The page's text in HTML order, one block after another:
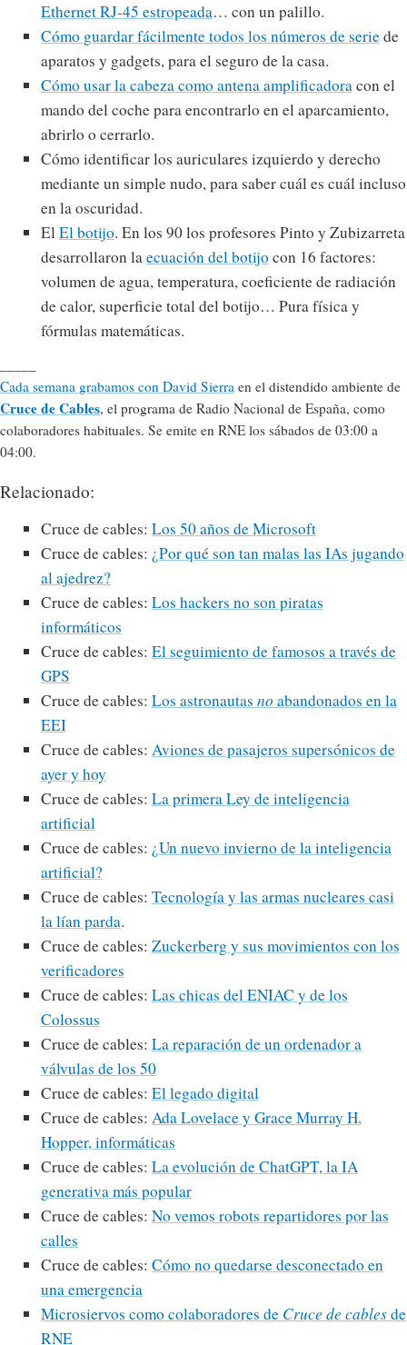
Ethernet RJ-45 estropeada… con un palillo.
Cómo guardar fácilmente todos los números de seriede
aparatos y gadgets, para el seguro de la casa.
Cómo usar la cabeza como antena amplificadoracon el
mando del coche para encontrarlo en el aparcamiento,
abrirlo o cerrarlo.
Cómo identificar los auriculares izquierdo y derecho
mediante un simple nudo, para saber cuál es cuál incluso
en la oscuridad.
ElEl botijo. En los 90 los profesores Pinto y Zubizarreta
desarrollaron laecuación del botijo con 16 factores:
volumen de agua, temperatura, coeficiente de radiación
de calor, superficie total del botijo… Pura física y
fórmulas matemáticas.
Cada semana grabamos con David Sierra en el distendido ambiente de
Cruce de Cables, el programa de Radio Nacional de España, como
colaboradores habituales. Se emite en RNE los sábados de 03:00 a
04:00.
Relacionado:
Cruce de cables: Los 50 años de Microsoft
Cruce de cables: ¿Por qué son tan malas las IAs jugando
al ajedrez?
Cruce de cables: Los hackers no son piratas
informáticos
Cruce de cables: El seguimiento de famosos a través de
GPS
Cruce de cables: Los astronautas no abandonados en la
EEI
Cruce de cables: Aviones de pasajeros supersónicos de
ayer y hoy
Cruce de cables: La primera Ley de inteligencia
artificial
Cruce de cables: ¿Un nuevo invierno de la inteligencia
artificial?
Cruce de cables: Tecnología y las armas nucleares casi
la lían parda.
Cruce de cables: Zuckerberg y sus movimientos con los
verificadores
Cruce de cables: Las chicas del ENIAC y de los
Colossus
Cruce de cables: La reparación de un ordenador a
válvulas de los 50
Cruce de cables: El legado digital
Cruce de cables: Ada Lovelace y Grace Murray H.
Hopper, informáticas
Cruce de cables: La evolución de ChatGPT, la IA
generativa más popular
Cruce de cables: No vemos robots repartidores por las
calles
Cruce de cables: Cómo no quedarse desconectado en
una emergencia
Microsiervos como colaboradores de Cruce de cablesde
RNE